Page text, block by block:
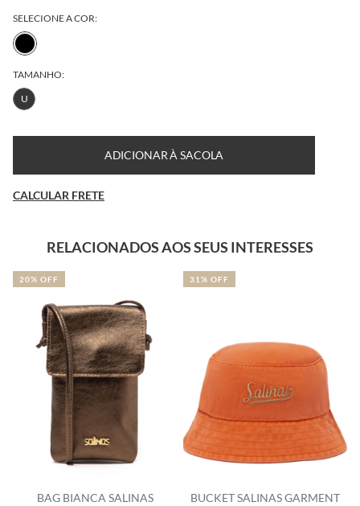
SELECIONE A COR:
TAMANHO:
U
ADICIONAR À SACOLA
CALCULAR FRETE
RELACIONADOS AOS SEUS INTERESSES
BAG BIANCA SALINAS
20% OFF
BUCKET SALINAS GARMENT
31% OFF